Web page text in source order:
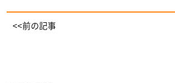
<<前の記事